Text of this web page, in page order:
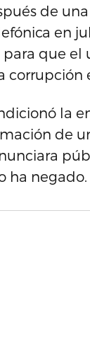
de
en
que el
corrupción
la
de
ha negado.